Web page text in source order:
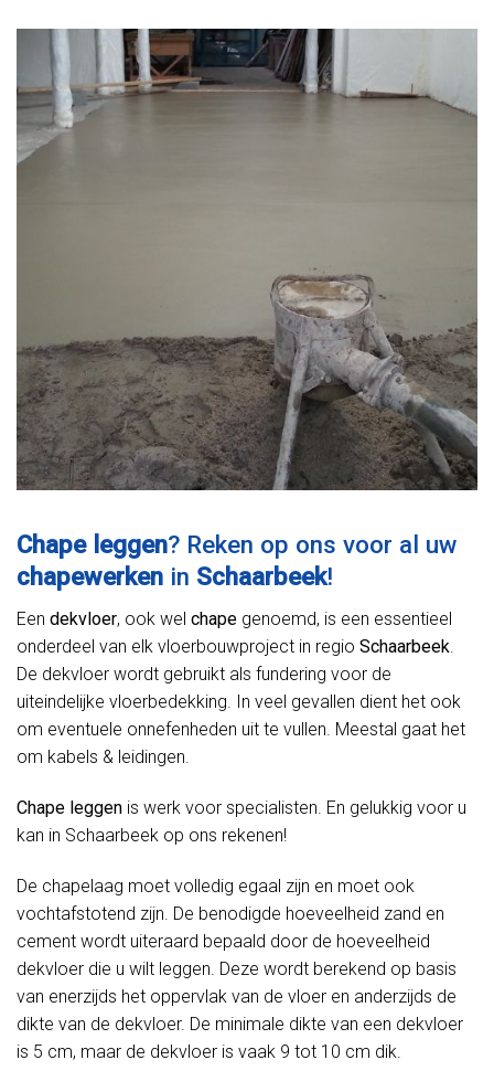
Chape leggen? Reken op ons voor al uw
chapewerken in Schaarbeek!
Een dekvloer, ook wel chape genoemd, is een essentieel
onderdeel van elk vloerbouwproject in regio Schaarbeek.
De dekvloer wordt gebruikt als fundering voor de
uiteindelijke vloerbedekking. In veel gevallen dient het ook
om eventuele onnefenheden uit te vullen. Meestal gaat het
om kabels & leidingen.
Chape leggen is werk voor specialisten. En gelukkig voor u
kan in Schaarbeek op ons rekenen!
De chapelaag moet volledig egaal zijn en moet ook
vochtafstotend zijn. De benodigde hoeveelheid zand en
cement wordt uiteraard bepaald door de hoeveelheid
dekvloer die u wilt leggen. Deze wordt berekend op basis
van enerzijds het oppervlak van de vloer en anderzijds de
dikte van de dekvloer. De minimale dikte van een dekvloer
is 5 cm, maar de dekvloer is vaak 9 tot 10 cm dik.